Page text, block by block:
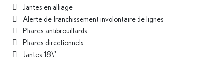
Jantes en alliage
Alerte de franchissement involontaire de lignes
Phares antibrouillards
Phares directionnels
Jantes 18\"